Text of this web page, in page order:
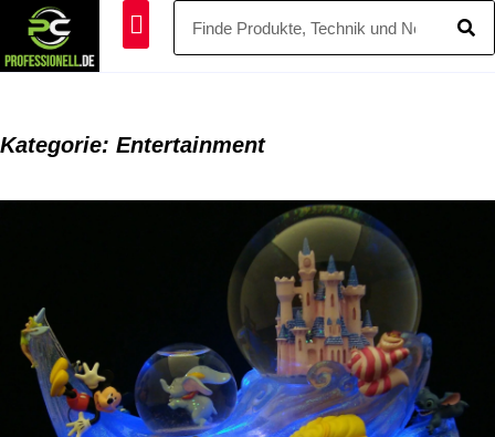
Kategorie: Entertainment